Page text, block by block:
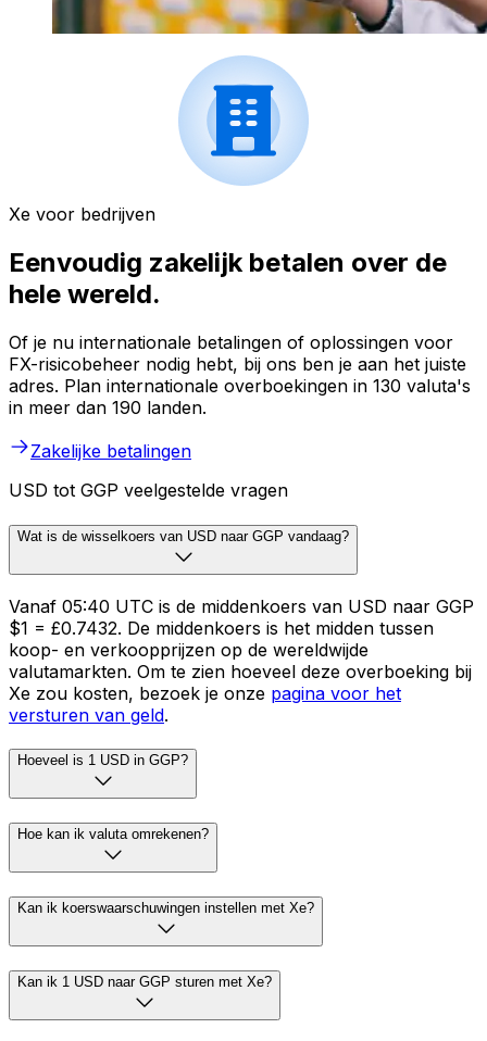
Xe voor bedrijven
Eenvoudig zakelijk betalen over de
hele wereld.
Of je nu internationale betalingen of oplossingen voor
FX-risicobeheer nodig hebt, bij ons ben je aan het juiste
adres. Plan internationale overboekingen in 130 valuta's
in meer dan 190 landen.
Zakelijke betalingen
USD tot GGP veelgestelde vragen
Wat is de wisselkoers van USD naar GGP vandaag?
Vanaf 05:40 UTC is de middenkoers van USD naar GGP
$1 = £0.7432. De middenkoers is het midden tussen
koop- en verkoopprijzen op de wereldwijde
valutamarkten. Om te zien hoeveel deze overboeking bij
Xe zou kosten, bezoek je onze pagina voor het
versturen van geld.
Hoeveel is 1 USD in GGP?
Hoe kan ik valuta omrekenen?
Kan ik koerswaarschuwingen instellen met Xe?
Kan ik 1 USD naar GGP sturen met Xe?